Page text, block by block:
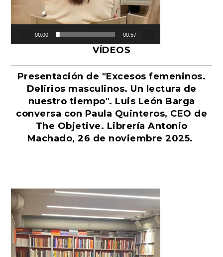
00:00 00:57
VÍDEOS
Presentación de "Excesos femeninos.
Delirios masculinos. Un lectura de
nuestro tiempo". Luis León Barga
conversa con Paula Quinteros, CEO de
The Objetive. Librería Antonio
Machado, 26 de noviembre 2025.
Reproductor
de
vídeo